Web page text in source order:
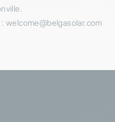
welcome@belgasolar.com